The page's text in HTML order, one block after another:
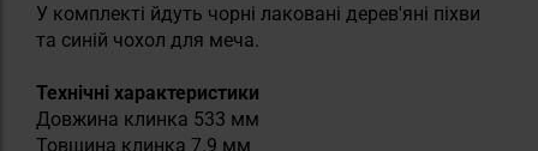
У комплекті йдуть чорні лаковані дерев'яні піхви
та синій чохол для меча.
Технічні характеристики
Довжина клинка 533 мм
Товщина клинка 7.9 мм